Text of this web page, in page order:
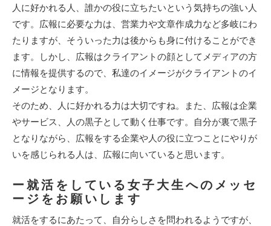
人に好かれる人、誰かの役に立ちたいという気持ちの強い人
です。広報に必要な力は、営業力や文章作成力など多岐にわ
たりますが、そういった力は後からも身に付けることができ
ます。しかし、広報はクライアントの顔としてメディアの方
に情報を提供するので、私達のイメージがクライアントのイ
メージとなります。
そのため、人に好かれる力は大切ですね。また、広報は企業
やサービス、人の黒子として動く仕事です。自分が裏で黒子
となりながら、広報をする企業や人の役に立つことにやりが
いを感じられる人は、広報に向いていると思います。
ー就活をしている女子大生へのメッセ
ージをお願いします
就活をするにあたって、自分らしさを問われるようですが、